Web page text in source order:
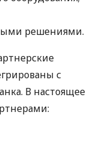
решениями.
с
В настоящее